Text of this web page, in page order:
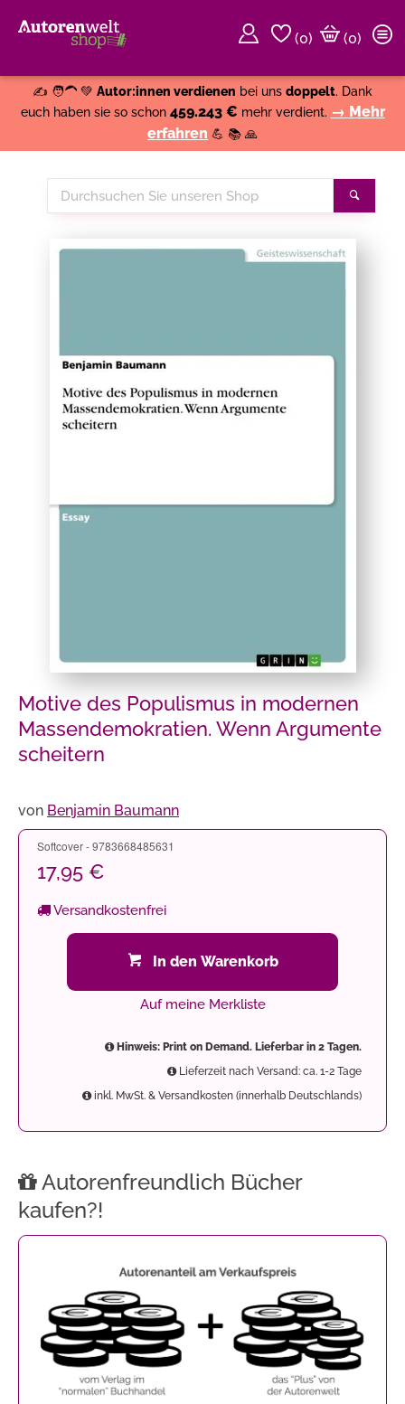
(0)
(0)
✍️ 🧑‍🦱 💚 Autor:innen verdienen bei uns doppelt. Dank
euch haben sie so schon 459.243 € mehr verdient. → Mehr
erfahren 💪 📚 🙏
Durchsuchen
Sie
Shop
Motive des Populismus in modernen
Massendemokratien. Wenn Argumente
scheitern
von Benjamin Baumann
Softcover - 9783668485631
17,95 €
Versandkostenfrei
In den Warenkorb
Auf meine Merkliste
Hinweis: Print on Demand. Lieferbar in 2 Tagen.
Lieferzeit nach Versand: ca. 1-2 Tage
inkl. MwSt. & Versandkosten (innerhalb Deutschlands)
Autorenfreundlich Bücher
kaufen?!